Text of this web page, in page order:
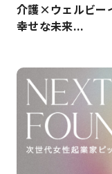
介護×ウェルビー
幸せな未来...